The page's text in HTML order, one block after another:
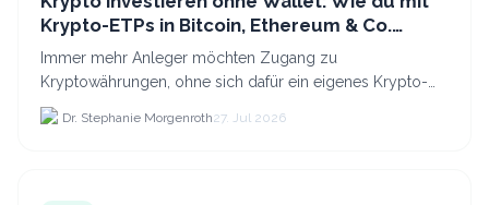
Krypto-ETPs in Bitcoin, Ethereum & Co.
anlegst
Immer mehr Anleger möchten Zugang zu
Kryptowährungen, ohne sich dafür ein eigenes Krypto-
Wallet einrichten zu müssen. Dazu kommt, dass viele
nicht nur Bitcoin h...
Dr. Stephanie Morgenroth27. Jul 2026